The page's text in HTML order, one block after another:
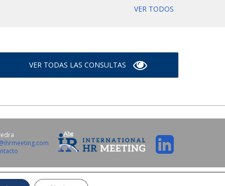
VER TODOS
VER TODAS LAS CONSULTAS